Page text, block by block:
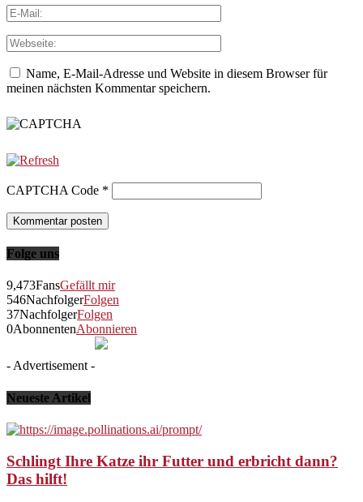
Name, E-Mail-Adresse und Website in diesem Browser für
meinen nächsten Kommentar speichern.
CAPTCHA Code *
Folge uns
9,473FansGefällt mir
546NachfolgerFolgen
37NachfolgerFolgen
0AbonnentenAbonnieren
- Advertisement -
Neueste Artikel
Schlingt Ihre Katze ihr Futter und erbricht dann?
Das hilft!